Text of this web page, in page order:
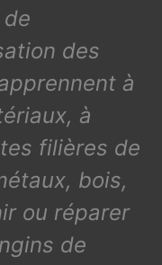
des
à
à
filières de
bois,
ou réparer
de